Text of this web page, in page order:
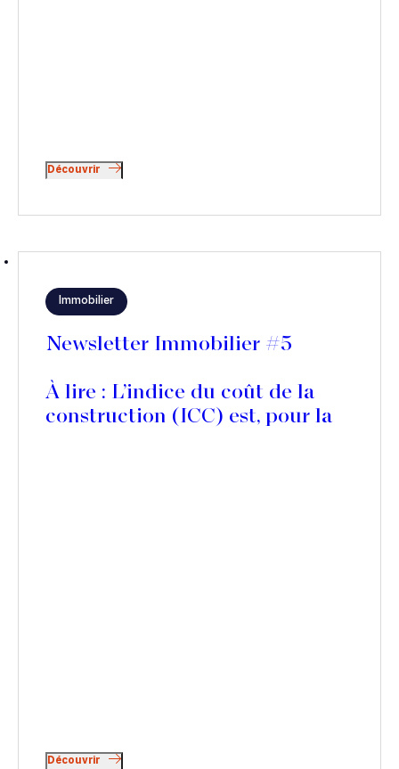
Découvrir
Immobilier
Newsletter Immobilier #5
À lire : L’indice du coût de la
construction (ICC) est, pour la
Découvrir